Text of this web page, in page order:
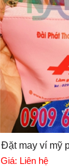
Đặt may ví mỹ
Giá: Liên hệ